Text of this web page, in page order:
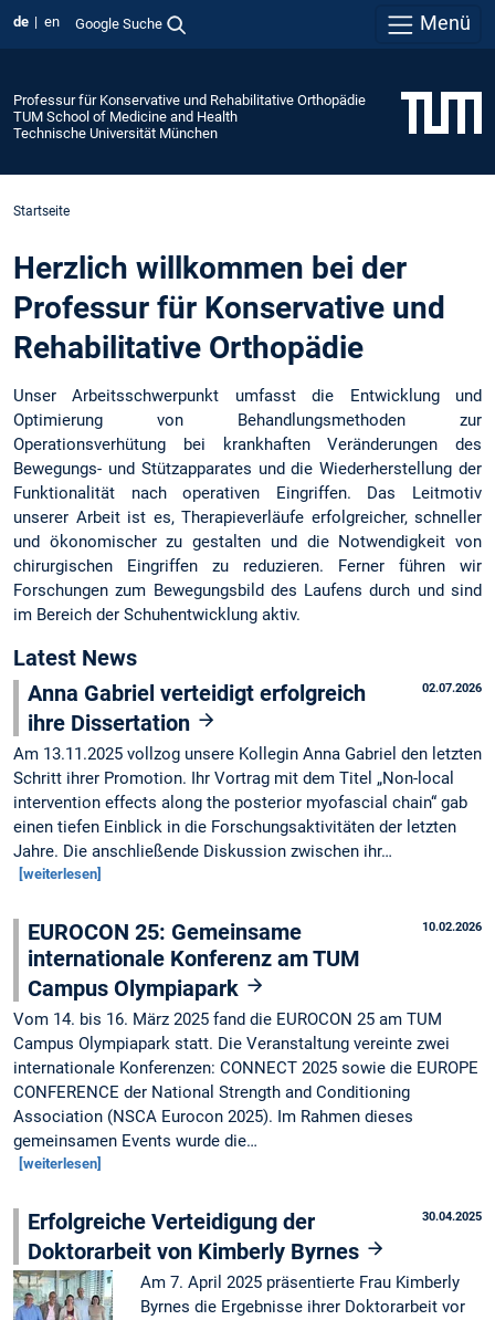
de en Google Suche Menü
Professur für Konservative und Rehabilitative Orthopädie
TUM School of Medicine and Health
Technische Universität München
Startseite
Herzlich willkommen bei der
Professur für Konservative und
Rehabilitative Orthopädie
Unser Arbeitsschwerpunkt umfasst die Entwicklung und
Optimierung von Behandlungsmethoden zur
Operationsverhütung bei krankhaften Veränderungen des
Bewegungs- und Stützapparates und die Wiederherstellung der
Funktionalität nach operativen Eingriffen. Das Leitmotiv
unserer Arbeit ist es, Therapieverläufe erfolgreicher, schneller
und ökonomischer zu gestalten und die Notwendigkeit von
chirurgischen Eingriffen zu reduzieren. Ferner führen wir
Forschungen zum Bewegungsbild des Laufens durch und sind
im Bereich der Schuhentwicklung aktiv.
Latest News
02.07.2026
Anna Gabriel verteidigt erfolgreich
ihre Dissertation
Am 13.11.2025 vollzog unsere Kollegin Anna Gabriel den letzten
Schritt ihrer Promotion. Ihr Vortrag mit dem Titel „Non-local
intervention effects along the posterior myofascial chain“ gab
einen tiefen Einblick in die Forschungsaktivitäten der letzten
Jahre. Die anschließende Diskussion zwischen ihr…
[weiterlesen]
10.02.2026
EUROCON 25: Gemeinsame
internationale Konferenz am TUM
Campus Olympiapark
Vom 14. bis 16. März 2025 fand die EUROCON 25 am TUM
Campus Olympiapark statt. Die Veranstaltung vereinte zwei
internationale Konferenzen: CONNECT 2025 sowie die EUROPE
CONFERENCE der National Strength and Conditioning
Association (NSCA Eurocon 2025). Im Rahmen dieses
gemeinsamen Events wurde die…
[weiterlesen]
30.04.2025
Erfolgreiche Verteidigung der
Doktorarbeit von Kimberly Byrnes
Am 7. April 2025 präsentierte Frau Kimberly
Byrnes die Ergebnisse ihrer Doktorarbeit vor